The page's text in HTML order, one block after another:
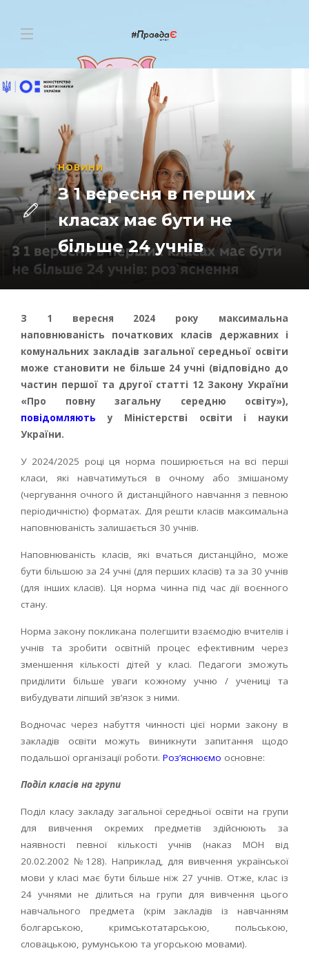
НОВИНИ
З 1 вересня в перших
класах має бути не
більше 24 учнів
З 1 вересня 2024 року максимальна
наповнюваність початкових класів державних і
комунальних закладів загальної середньої освіти
може становити не більше 24 учні (відповідно до
частин першої та другої статті 12 Закону України
«Про повну загальну середню освіту»),
повідомляють у Міністерстві освіти і науки
України.
У 2024/2025 році ця норма поширюється на всі перші
класи, які навчатимуться в очному або змішаному
(чергування очного й дистанційного навчання з певною
періодичністю) форматах. Для решти класів максимальна
наповнюваність залишається 30 учнів.
Наповнюваність класів, які вчаться дистанційно, може
бути більшою за 24 учні (для перших класів) та за 30 учнів
(для інших класів). Ця норма чинна під час дії воєнного
стану.
Норма закону покликана полегшити взаємодію вчителів і
учнів та зробити освітній процес ефективним через
зменшення кількості дітей у класі. Педагоги зможуть
приділити більше уваги кожному учню / учениці та
вибудувати ліпший звʼязок з ними.
Водночас через набуття чинності цієї норми закону в
закладів освіти можуть виникнути запитання щодо
подальшої організації роботи. Розʼяснюємо основне:
Поділ класів на групи
Поділ класу закладу загальної середньої освіти на групи
для вивчення окремих предметів здійснюють за
наявності певної кількості учнів (наказ МОН від
20.02.2002 №128). Наприклад, для вивчення української
мови у класі має бути більше ніж 27 учнів. Отже, клас із
24 учнями не ділиться на групи для вивчення цього
навчального предмета (крім закладів із навчанням
болгарською, кримськотатарською, польською,
словацькою, румунською та угорською мовами).